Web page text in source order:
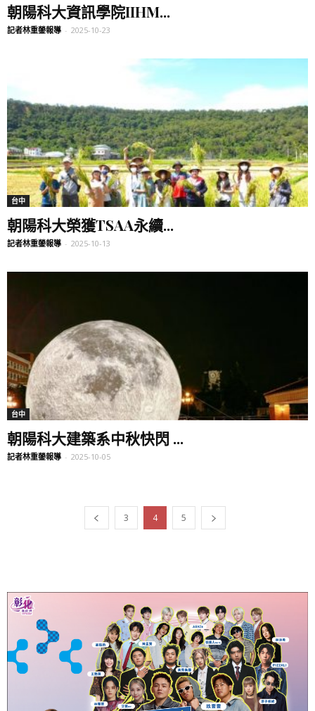
朝陽科大資訊學院IIHM...
記者林重鎣報導 - 2025-10-23
台中
朝陽科大榮獲TSAA永續...
記者林重鎣報導 - 2025-10-13
台中
朝陽科大建築系中秋快閃 ...
記者林重鎣報導 - 2025-10-05
3 4 5